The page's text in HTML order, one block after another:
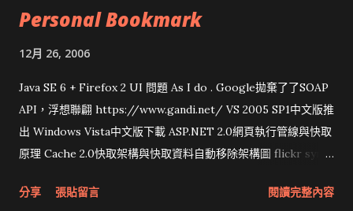
Personal Bookmark
12月 26, 2006
Java SE 6 + Firefox 2 UI 問題 As I do . Google拋棄了了SOAP
API，浮想聯翩 https://www.gandi.net/ VS 2005 SP1中文版推
出 Windows Vista中文版下載 ASP.NET 2.0網頁執行管線與快取
原理 Cache 2.0快取架構與快取資料自動移除架構圖 flickr sync
圖治推動改革 Wait and see 國內某SOC疑遭駭客入侵 大砲開講
分享 張貼留言 閱讀完整內容